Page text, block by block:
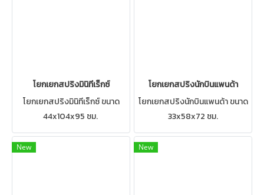
โยกเยกสปริงมินิทีเร็กซ์
โยกเยกสปริงมินิทีเร็กซ์ ขนาด
44x104x95 ซม.
โยกเยกสปริงนักบินแพนด้า
โยกเยกสปริงนักบินแพนด้า ขนาด
33x58x72 ซม.
New New